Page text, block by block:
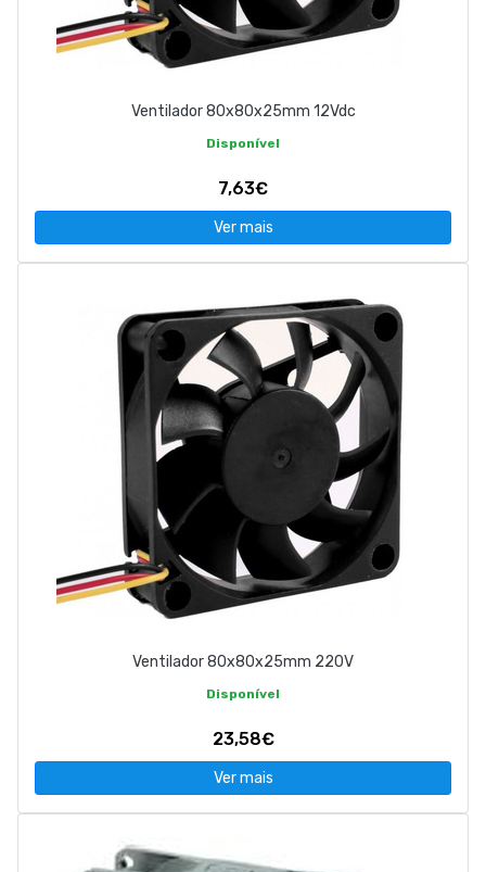
Ventilador 80x80x25mm 12Vdc
Disponível
7,63€
Ver mais
Ventilador 80x80x25mm 220V
Disponível
23,58€
Ver mais